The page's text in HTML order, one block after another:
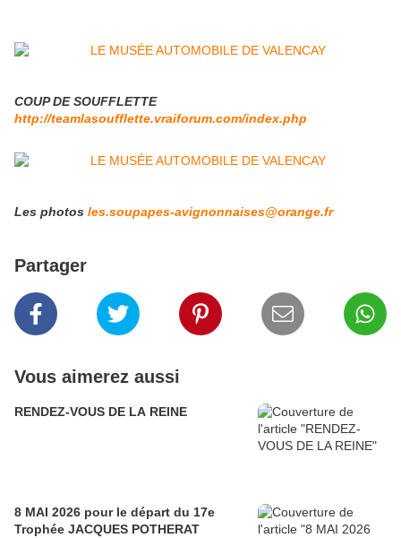
COUP DE SOUFFLETTE
http://teamlasoufflette.vraiforum.com/index.php
Les photos les.soupapes-avignonnaises@orange.fr
Partager
Vous aimerez aussi
RENDEZ-VOUS DE LA REINE
8 MAI 2026 pour le départ du 17e
Trophée JACQUES POTHERAT